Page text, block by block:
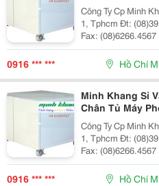
Công Ty Cp Minh Khang Đc: 298 Trần Hưng
1, Tphcm Đt: (08)39.209.309 &Ndash; (08)6266.4567 |
Fax: (08)6266.4567 Http://Minhkhangjsc.com Hoặc
Http://Minhkhangjsc.com.vn Nhanh
Minh Khang Kinh
0916 *** *** Hồ Chí
Minh Khang Sỉ
Chân Tủ Máy
Công Ty Cp Minh Khang Đc: 298 Trần Hưng
1, Tphcm Đt: (08)39.209.309 &Ndash; (08)6266.4567 |
Fax: (08)6266.4567 Http://Minhkhangjsc.com Hoặc
Http://Minhkhangjsc.com.vn Nhanh
Minh Khang Kinh
0916 *** *** Hồ Chí